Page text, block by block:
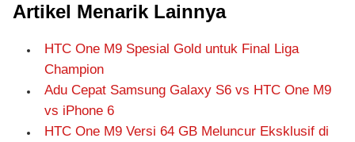
Artikel Menarik Lainnya
HTC One M9 Spesial Gold untuk Final Liga
Champion
Adu Cepat Samsung Galaxy S6 vs HTC One M9
vs iPhone 6
HTC One M9 Versi 64 GB Meluncur Eksklusif di